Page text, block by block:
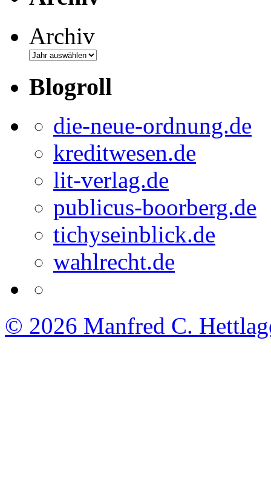
Archiv
Blogroll
die-neue-ordnung.de
kreditwesen.de
lit-verlag.de
publicus-boorberg.de
tichyseinblick.de
wahlrecht.de
© 2026 Manfred C.